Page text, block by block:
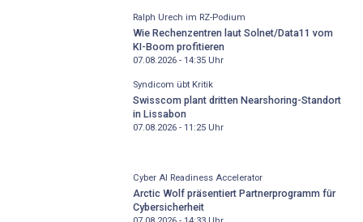
Ralph Urech im RZ-Podium
Wie Rechenzentren laut Solnet/Data11 vom
KI-Boom profitieren
07.08.2026 - 14:35Uhr
Syndicom übt Kritik
Swisscom plant dritten Nearshoring-Standort
in Lissabon
07.08.2026 - 11:25Uhr
Cyber AI Readiness Accelerator
Arctic Wolf präsentiert Partnerprogramm für
Cybersicherheit